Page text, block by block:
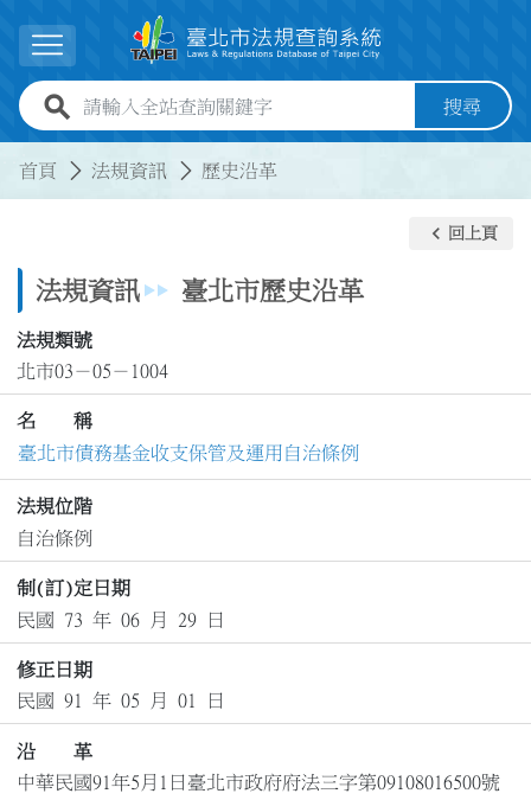
展開選單
全站查詢關鍵字欄位 搜尋
首頁 法規資訊 歷史沿革
法規資訊 臺北市歷史沿革
keyboard_arrow_left 回上頁
法規類號
北市03－05－1004
名 稱
臺北市債務基金收支保管及運用自治條例
法規位階
自治條例
制(訂)定日期
民國 73 年 06 月 29 日
修正日期
民國 91 年 05 月 01 日
沿 革
中華民國91年5月1日臺北市政府府法三字第09108016500號